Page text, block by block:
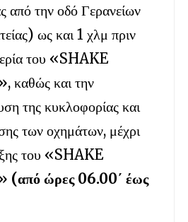
από την οδό Γερανείων
ως και 1 χλμ πριν
του «SHAKE
καθώς και την
της κυκλοφορίας και
των οχημάτων, μέχρι
του «SHAKE
(από ώρες 06.00΄ έως